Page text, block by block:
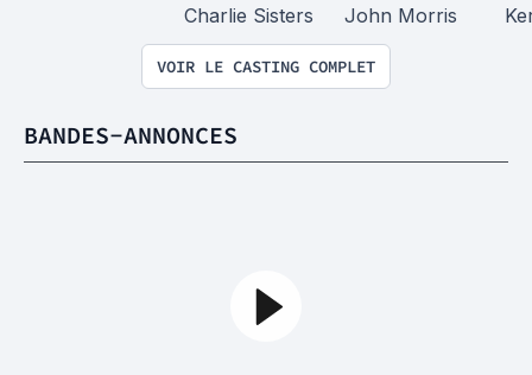
Charlie Sisters
John Morris
VOIR LE CASTING COMPLET
BANDES-ANNONCES